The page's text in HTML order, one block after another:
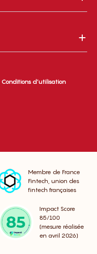
Conditions d’utilisation
Membre de France
Fintech, union des
fintech françaises
Impact Score
85/100
(mesure réalisée
en avril 2026)